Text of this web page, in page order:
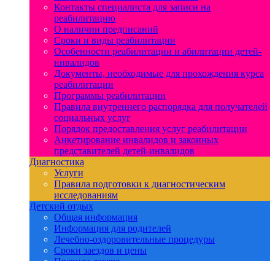
Контакты специалиста для записи на
реабилитацию
О наличии предписаний
Сроки и виды реабилитации
Особенности реабилитации и абилитации детей-
инвалидов
Документы, необходимые для прохождения курса
реабилитации
Программы реабилитации
Правила внутреннего распорядка для получателей
социальных услуг
Порядок предоставления услуг реабилитации
Анкетирование инвалидов и законных
представителей детей-инвалидов
Диагностика
Услуги
Правила подготовки к диагностическим
исследованиям
Детский отдых
Общая информация
Информация для родителей
Лечебно-оздоровительные процедуры
Сроки заездов и цены